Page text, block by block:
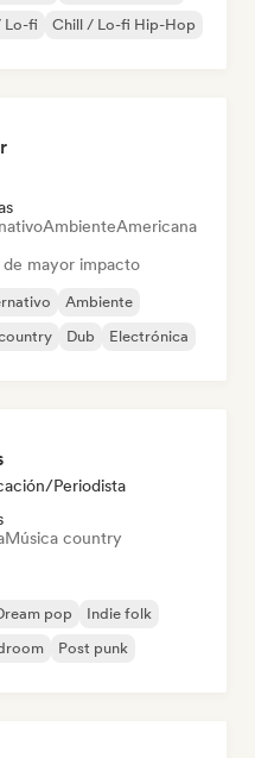
Lo-fi Chill / Lo-fi Hip-Hop
AmbienteAmericana
de mayor impacto
Ambiente
Dub Electrónica
Periodista
Música country
pop
Indie folk
Post punk